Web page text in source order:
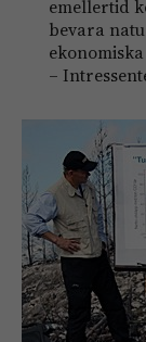
emellertid
bevara
–